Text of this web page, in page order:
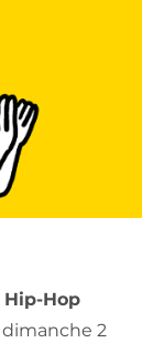
Hop
2